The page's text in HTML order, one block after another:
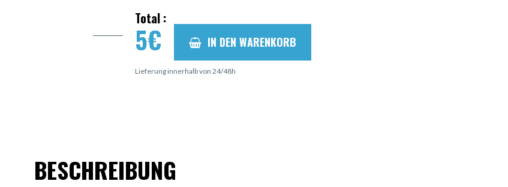
Total :
5€ IN DEN WARENKORB
Lieferung innerhalb von 24/48h
BESCHREIBUNG